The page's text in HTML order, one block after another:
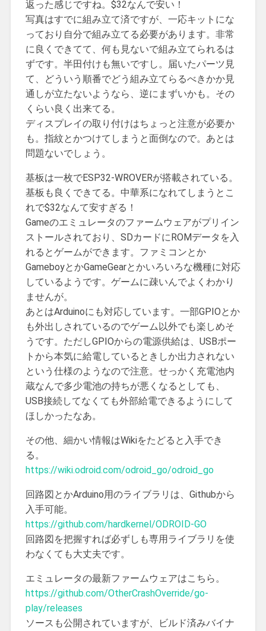
返った感じですね。$32なんで安い！
写真はすでに組み立て済ですが、一応キットにな
っており自分で組み立てる必要があります。非常
に良くできてて、何も見ないで組み立てられるは
ずです。半田付けも無いですし。届いたパーツ見
て、どういう順番でどう組み立てらるべきかか見
通しが立たないようなら、逆にまずいかも。その
くらい良く出来てる。
ディスプレイの取り付けはちょっと注意が必要か
も。指紋とかつけてしまうと面倒なので。あとは
問題ないでしょう。
基板は一枚でESP32-WROVERが搭載されている。
基板も良くできてる。中華系になれてしまうとこ
れで$32なんて安すぎる！
Gameのエミュレータのファームウェアがプリイン
ストールされており、SDカードにROMデータを入
れるとゲームができます。ファミコンとか
GameboyとかGameGearとかいろいろな機種に対応
しているようです。ゲームに疎いんでよくわかり
ませんが。
あとはArduinoにも対応しています。一部GPIOとか
も外出しされているのでゲーム以外でも楽しめそ
うです。ただしGPIOからの電源供給は、USBポー
トから本気に給電しているときしか出力されない
という仕様のようなので注意。せっかく充電池内
蔵なんで多少電池の持ちが悪くなるとしても、
USB接続してなくても外部給電できるようにして
ほしかったなあ。
その他、細かい情報はWikiをたどると入手でき
る。
https://wiki.odroid.com/odroid_go/odroid_go
回路図とかArduino用のライブラリは、Githubから
入手可能。
https://github.com/hardkernel/ODROID-GO
回路図を把握すれば必ずしも専用ライブラリを使
わなくても大丈夫です。
エミュレータの最新ファームウェアはこちら。
https://github.com/OtherCrashOverride/go-
play/releases
ソースも公開されていますが、ビルド済みバイナ